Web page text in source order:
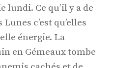
lundi. Ce qu’il y a de
c’est qu’elles
énergie. La
en Gémeaux tombe